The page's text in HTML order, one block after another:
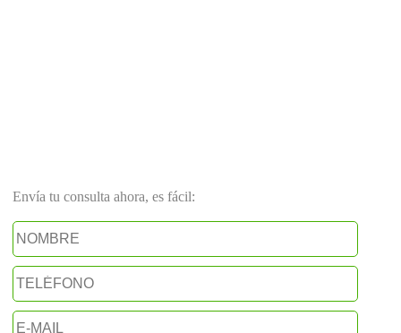
Envía tu consulta ahora, es fácil: